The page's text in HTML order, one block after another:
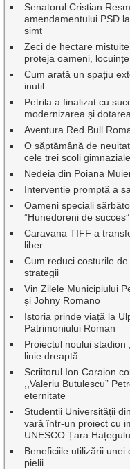
Senatorul Cristian
amendamentului PSD
simț
Zeci de hectare
proteja oameni,
Cum arată un spațiu
inutil
Petrila a finalizat cu
modernizarea și
Aventura Red Bull
O săptămână de
cele trei școli
Nedeia din Poiana
Intervenție promptă a
Oameni speciali
”Hunedoreni de
Caravana TIFF a
liber.
Cum reduci costurile
strategii
Vin Zilele Municipiului
și Johny Romano
Istoria prinde viață la
Patrimoniului Roman
Proiectul noului stadion
linie dreaptă
Scriitorul Ion Caraion
,,Valeriu Butulescu”
eternitate
Studenții Universității
vară într-un proiect cu
UNESCO Țara
Beneficiile utilizării
pielii